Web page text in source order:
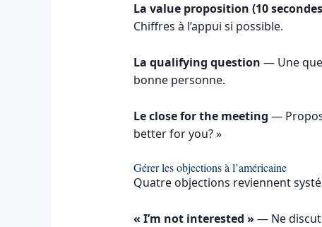
La value proposition (10
Chiffres à l’appui si possible.
La qualifying question — Une
bonne personne.
Le close for the meeting —
better for you? »
Gérer les objections à l’américaine
Quatre objections reviennent
« I’m not interested » — Ne